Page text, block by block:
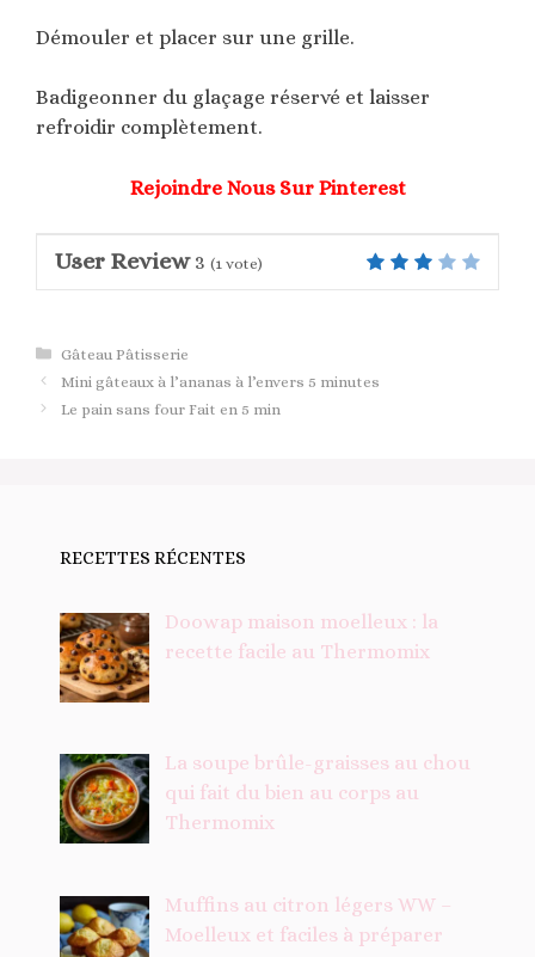
Démouler et placer sur une grille.
Badigeonner du glaçage réservé et laisser
refroidir complètement.
Rejoindre Nous Sur Pinterest
User Review 3 (1 vote)
Catégories
Gâteau Pâtisserie
Mini gâteaux à l’ananas à l’envers 5 minutes
Le pain sans four Fait en 5 min
RECETTES RÉCENTES
Doowap maison moelleux : la
recette facile au Thermomix
La soupe brûle-graisses au chou
qui fait du bien au corps au
Thermomix
Muffins au citron légers WW –
Moelleux et faciles à préparer